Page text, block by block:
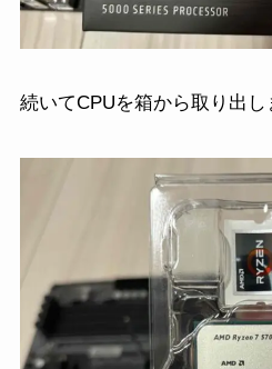
続いてCPUを箱から取り出し